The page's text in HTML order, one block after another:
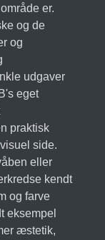
er.
og de
og
udgaver
eget
praktisk
side.
eller
kendt
og farve
eksempel
æstetik,